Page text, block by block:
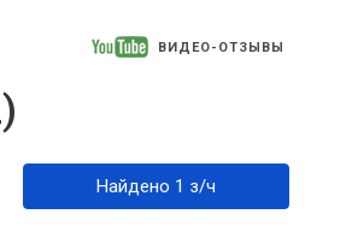
ВИДЕО-ОТЗЫВЫ
Найдено 1 з/ч